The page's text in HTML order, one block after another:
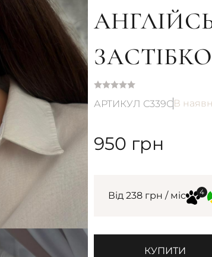
АРТИКУЛ С339СВ
950 грн
Від 238 грн / міс
КУПИТИ